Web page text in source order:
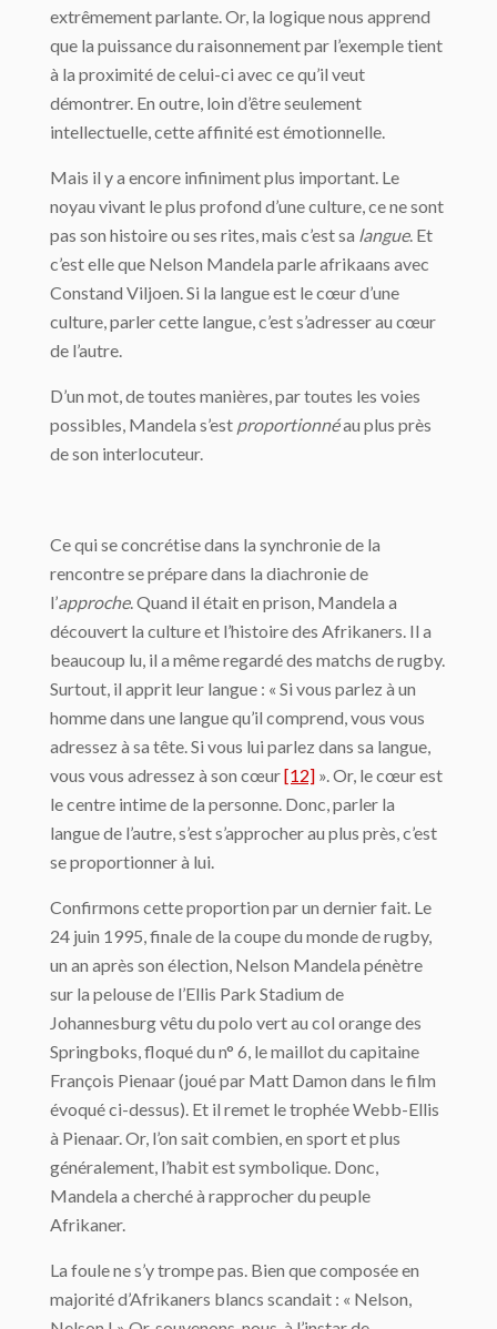
extrêmement parlante. Or, la logique nous apprend
que la puissance du raisonnement par l’exemple tient
à la proximité de celui-ci avec ce qu’il veut
démontrer. En outre, loin d’être seulement
intellectuelle, cette affinité est émotionnelle.
Mais il y a encore infiniment plus important. Le
noyau vivant le plus profond d’une culture, ce ne sont
pas son histoire ou ses rites, mais c’est sa langue. Et
c’est elle que Nelson Mandela parle afrikaans avec
Constand Viljoen. Si la langue est le cœur d’une
culture, parler cette langue, c’est s’adresser au cœur
de l’autre.
D’un mot, de toutes manières, par toutes les voies
possibles, Mandela s’est proportionnéau plus près
de son interlocuteur.
Ce qui se concrétise dans la synchronie de la
rencontre se prépare dans la diachronie de
l’approche. Quand il était en prison, Mandela a
découvert la culture et l’histoire des Afrikaners. Il a
beaucoup lu, il a même regardé des matchs de rugby.
Surtout, il apprit leur langue : « Si vous parlez à un
homme dans une langue qu’il comprend, vous vous
adressez à sa tête. Si vous lui parlez dans sa langue,
vous vous adressez à son cœur[12] ». Or, le cœur est
le centre intime de la personne. Donc, parler la
langue de l’autre, s’est s’approcher au plus près, c’est
se proportionner à lui.
Confirmons cette proportion par un dernier fait. Le
24 juin 1995, finale de la coupe du monde de rugby,
un an après son élection, Nelson Mandela pénètre
sur la pelouse de l’Ellis Park Stadium de
Johannesburg vêtu du polo vert au col orange des
Springboks, floqué du n° 6, le maillot du capitaine
François Pienaar (joué par Matt Damon dans le film
évoqué ci-dessus). Et il remet le trophée Webb-Ellis
à Pienaar. Or, l’on sait combien, en sport et plus
généralement, l’habit est symbolique. Donc,
Mandela a cherché à rapprocher du peuple
Afrikaner.
La foule ne s’y trompe pas. Bien que composée en
majorité d’Afrikaners blancs scandait : « Nelson,